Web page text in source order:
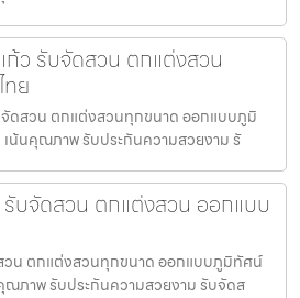
ว รับจัดสวน ตกแต่งสวน
ย
ดสวน ตกแต่งสวนทุกขนาด ออกแบบภูมิ
เน้นคุณภาพ รับประกันความสวยงาม รั
บจัดสวน ตกแต่งสวน ออกแบบ
น ตกแต่งสวนทุกขนาด ออกแบบภูมิทัศน์
ณภาพ รับประกันความสวยงาม รับจัดส